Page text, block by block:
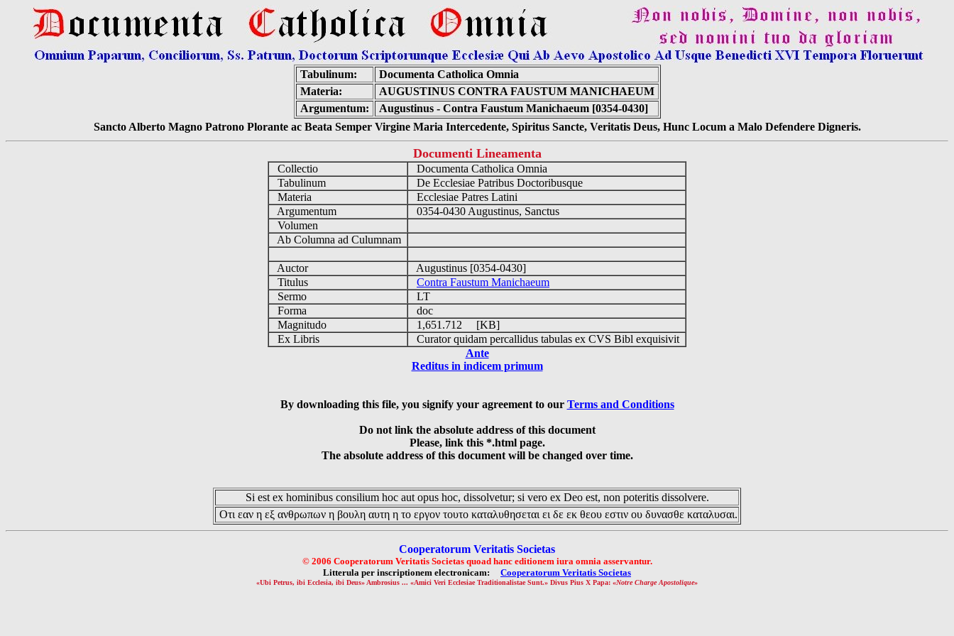
Tabulinum:
Documenta Catholica Omnia
Materia:
AUGUSTINUS CONTRA FAUSTUM MANICHAEUM
Argumentum:
Augustinus - Contra Faustum Manichaeum [0354-0430]
Sancto Alberto Magno Patrono Plorante ac Beata Semper Virgine Maria Intercedente, Spiritus Sancte, Veritatis Deus, Hunc Locum a Malo Defendere Digneris.
Documenti Lineamenta
Collectio
Documenta Catholica Omnia
Tabulinum
De Ecclesiae Patribus Doctoribusque
Materia
Ecclesiae Patres Latini
Argumentum
0354-0430 Augustinus, Sanctus
Volumen
Ab Columna ad Culumnam
Auctor
Augustinus [0354-0430]
Titulus
Contra Faustum Manichaeum
Sermo
LT
Forma
doc
Magnitudo
1,651.712 [KB]
Ex Libris
Curator quidam percallidus tabulas ex CVS Bibl exquisivit
Ante
Reditus in indicem primum
By downloading this file, you signify your agreement to our Terms and Conditions
Do not link the absolute address of this document
Please, link this *.html page.
The absolute address of this document will be changed over time.
Si est ex hominibus consilium hoc aut opus hoc, dissolvetur; si vero ex Deo est, non poteritis dissolvere.
Οτι εαν η εξ ανθρωπων η βουλη αυτη η το εργον τουτο καταλυθησεται ει δε εκ θεου εστιν ου δυνασθε καταλυσαι.
Cooperatorum Veritatis Societas
© 2006 Cooperatorum Veritatis Societas quoad hanc editionem iura omnia asservantur.
Litterula per inscriptionem electronicam: Cooperatorum Veritatis Societas
«Ubi Petrus, ibi Ecclesia, ibi Deus» Ambrosius ... «Amici Veri Ecclesiae Traditionalistae Sunt.» Divus Pius X Papa: «Notre Charge Apostolique»